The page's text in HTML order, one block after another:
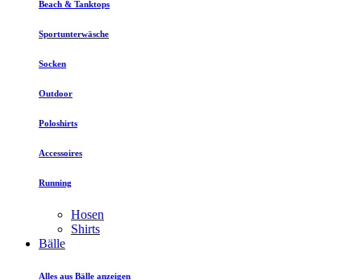
Beach & Tanktops
Sportunterwäsche
Socken
Outdoor
Poloshirts
Accessoires
Running
Hosen
Shirts
Bälle
Alles aus Bälle anzeigen